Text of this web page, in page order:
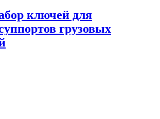
ключей для
грузовых